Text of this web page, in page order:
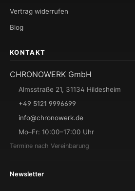
Vertrag widerrufen
Blog
KONTAKT
CHRONOWERK GmbH
Almsstraße 21, 31134 Hildesheim
+49 5121 9996699
info@chronowerk.de
Mo–Fr: 10:00–17:00 Uhr
Termine nach Vereinbarung
Newsletter